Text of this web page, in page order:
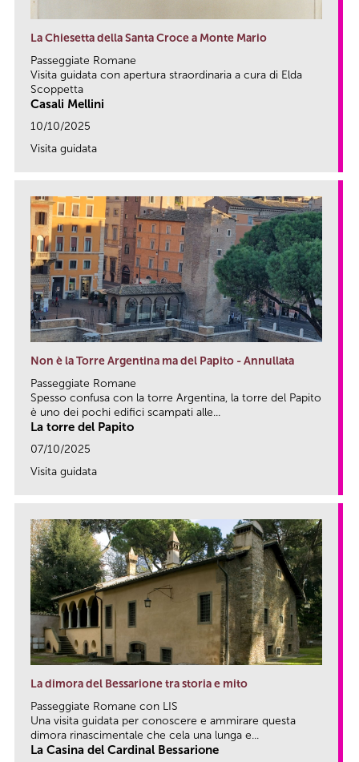
La Chiesetta della Santa Croce a Monte Mario
Passeggiate Romane
Visita guidata con apertura straordinaria a cura di Elda
Scoppetta
Casali Mellini
10/10/2025
Visita guidata
Non è la Torre Argentina ma del Papito - Annullata
Passeggiate Romane
Spesso confusa con la torre Argentina, la torre del Papito
è uno dei pochi edifici scampati alle...
La torre del Papito
07/10/2025
Visita guidata
La dimora del Bessarione tra storia e mito
Passeggiate Romane con LIS
Una visita guidata per conoscere e ammirare questa
dimora rinascimentale che cela una lunga e...
La Casina del Cardinal Bessarione